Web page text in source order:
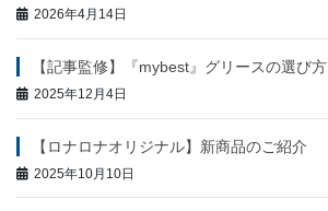
2026年4月14日
【記事監修】『mybest』グリースの選び方
2025年12月4日
【ロナロナオリジナル】新商品のご紹介
2025年10月10日